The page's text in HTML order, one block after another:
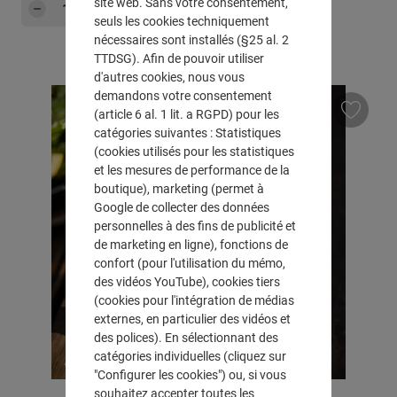
Dans le panier
seuls les cookies techniquement
nécessaires sont installés (§25 al. 2
TTDSG). Afin de pouvoir utiliser
d'autres cookies, nous vous
demandons votre consentement
(article 6 al. 1 lit. a RGPD) pour les
catégories suivantes : Statistiques
(cookies utilisés pour les statistiques
et les mesures de performance de la
boutique), marketing (permet à
Google de collecter des données
personnelles à des fins de publicité et
de marketing en ligne), fonctions de
confort (pour l'utilisation du mémo,
des vidéos YouTube), cookies tiers
(cookies pour l'intégration de médias
externes, en particulier des vidéos et
des polices). En sélectionnant des
catégories individuelles (cliquez sur
"Configurer les cookies") ou, si vous
souhaitez accepter toutes les